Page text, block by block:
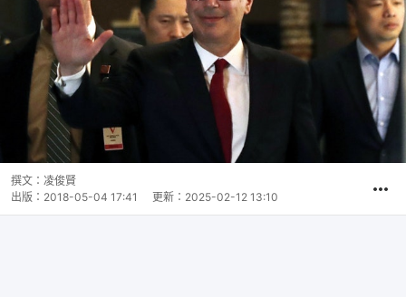
撰文： 凌俊賢
出版： 2018-05-04 17:41 更新： 2025-02-12 13:10